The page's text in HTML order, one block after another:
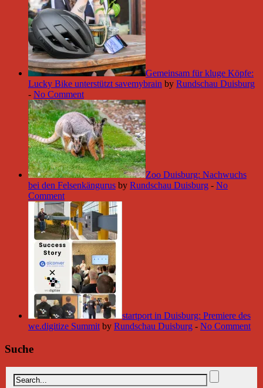
Gemeinsam für kluge Köpfe:
Lucky Bike unterstützt savemybrain by Rundschau Duisburg
- No Comment
Zoo Duisburg: Nachwuchs
bei den Felsenkängurus by Rundschau Duisburg - No
Comment
startport in Duisburg: Premiere des
we.digitize Summit by Rundschau Duisburg - No Comment
Suche